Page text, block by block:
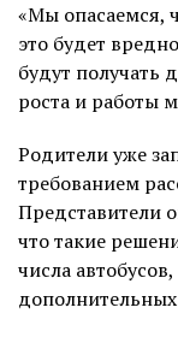
«Мы опасаемся,
это будет
будут получать
роста и работы
Родители уже
требованием
Представители
что такие
числа